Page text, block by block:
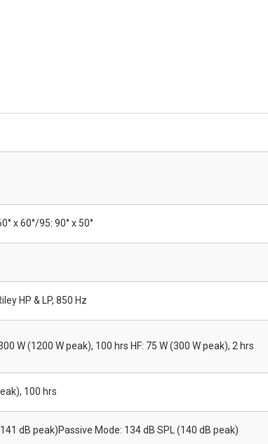
x 60°/95: 90° x 50°
HP & LP, 850 Hz
W (1200 W peak), 100 hrs HF: 75 W (300 W peak), 2 hrs
100 hrs
dB peak)Passive Mode: 134 dB SPL (140 dB peak)